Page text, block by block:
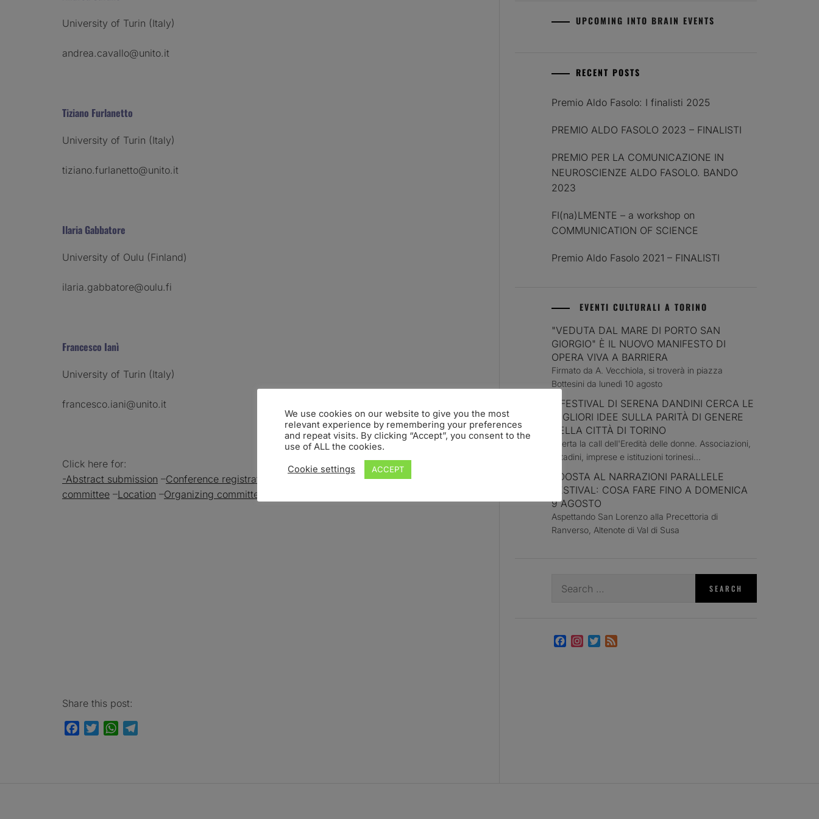
University of Turin (Italy)
andrea.cavallo@unito.it
Tiziano Furlanetto
University of Turin (Italy)
tiziano.furlanetto@unito.it
Ilaria Gabbatore
University of Oulu (Finland)
ilaria.gabbatore@oulu.fi
Francesco Ianì
University of Turin (Italy)
francesco.iani@unito.it
Click here for:
-Abstract submission –Conference registration Scientific program–Scientific
committee –Location –Organizing committee
Share this post:
FacebookTwitterWhatsApp
UPCOMING INTO BRAIN EVENTS
RECENT POSTS
Premio Aldo Fasolo: I finalisti 2025
PREMIO ALDO FASOLO 2023 – FINALISTI
PREMIO PER LA COMUNICAZIONE IN
NEUROSCIENZE ALDO FASOLO. BANDO
2023
FI(na)LMENTE – a workshop on
COMMUNICATION OF SCIENCE
Premio Aldo Fasolo 2021 – FINALISTI
EVENTI CULTURALI A TORINO
"VEDUTA DAL MARE DI PORTO SAN
GIORGIO" È IL NUOVO MANIFESTO DI
OPERA VIVA A BARRIERA
Firmato da A. Vecchiola, si troverà in piazza
Bottesini da lunedì 10 agosto
L FESTIVAL DI SERENA DANDINI CERCA LE
MIGLIORI IDEE SULLA PARITÀ DI GENERE
DELLA CITTÀ DI TORINO
Aperta la call dell'Eredità delle donne. Associazioni,
cittadini, imprese e istituzioni torinesi...
BOOSTA AL NARRAZIONI PARALLELE
FESTIVAL: COSA FARE FINO A DOMENICA
9 AGOSTO
Aspettando San Lorenzo alla Precettoria di
Ranverso, Altenote di Val di Susa
for:
Facebook
Instagram
Twitter
We use cookies on our website to give you the most
relevant experience by remembering your preferences
and repeat visits. By clicking “Accept”, you consent to the
use of ALL the cookies.
Cookie settings ACCEPT